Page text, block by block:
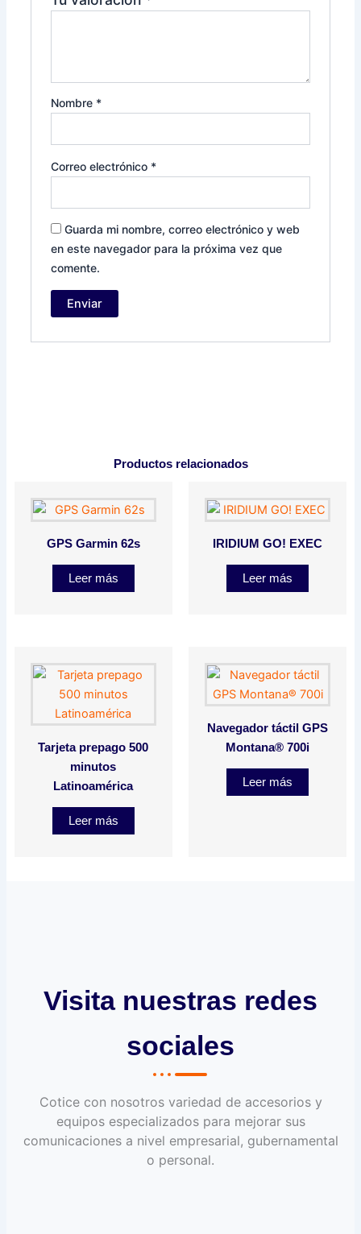
Nombre *
Correo electrónico *
Guarda mi nombre, correo electrónico y web
en este navegador para la próxima vez que
comente.
Productos relacionados
GPS Garmin 62s
Leer más
IRIDIUM GO! EXEC
Leer más
Tarjeta prepago 500
minutos
Latinoamérica
Leer más
Navegador táctil GPS
Montana® 700i
Leer más
Visita nuestras redes
sociales
Cotice con nosotros variedad de accesorios y
equipos especializados para mejorar sus
comunicaciones a nivel empresarial, gubernamental
o personal.